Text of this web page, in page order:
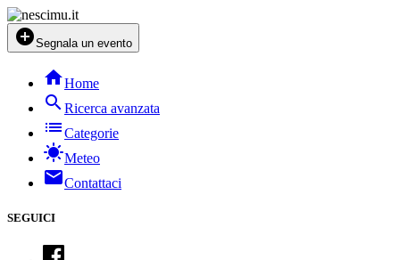
add_circleSegnala un evento
homeHome
searchRicerca avanzata
listCategorie
sunnyMeteo
mailContattaci
SEGUICI